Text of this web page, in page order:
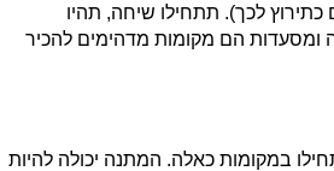
לכך). תתחילו שיחה, תהיו
ומסעדות הם מקומות מדהימים להכיר
במקומות כאלה. המתנה יכולה להיות